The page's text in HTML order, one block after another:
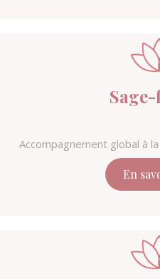
Accompagnement global à
En